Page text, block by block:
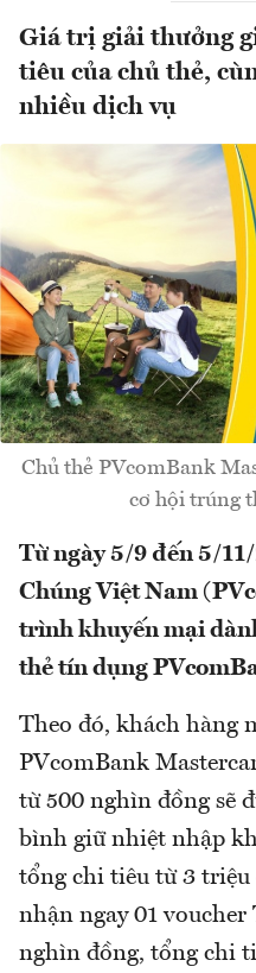
Giá trị giải thưởng
tiêu của chủ thẻ,
nhiều dịch vụ
Chủ thẻ PVcomBank
cơ hội trúng
Từ ngày 5/9 đến 5/
Chúng Việt Nam
trình khuyến mại
thẻ tín dụng
Theo đó, khách hàng
PVcomBank
từ 500 nghìn đồng sẽ
bình giữ nhiệt nhập
tổng chi tiêu từ 3 triệu
nhận ngay 01
nghìn đồng, tổng chi